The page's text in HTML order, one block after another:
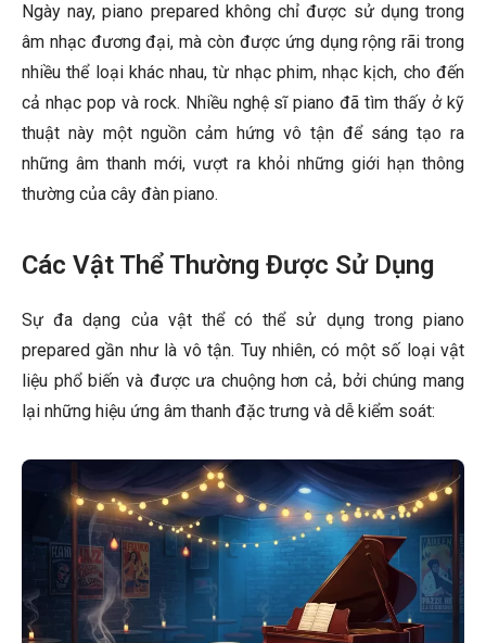
Ngày nay, piano prepared không chỉ được sử dụng trong
âm nhạc đương đại, mà còn được ứng dụng rộng rãi trong
nhiều thể loại khác nhau, từ nhạc phim, nhạc kịch, cho đến
cả nhạc pop và rock. Nhiều nghệ sĩ piano đã tìm thấy ở kỹ
thuật này một nguồn cảm hứng vô tận để sáng tạo ra
những âm thanh mới, vượt ra khỏi những giới hạn thông
thường của cây đàn piano.
Các Vật Thể Thường Được Sử Dụng
Sự đa dạng của vật thể có thể sử dụng trong piano
prepared gần như là vô tận. Tuy nhiên, có một số loại vật
liệu phổ biến và được ưa chuộng hơn cả, bởi chúng mang
lại những hiệu ứng âm thanh đặc trưng và dễ kiểm soát: